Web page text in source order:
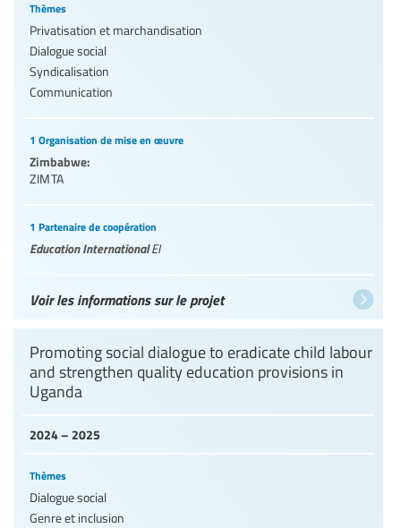
Thèmes
Privatisation et marchandisation
Dialogue social
Syndicalisation
Communication
1 Organisation de mise en œuvre
Zimbabwe:
ZIMTA
1 Partenaire de coopération
Education InternationalEI
Voir les informations sur le projet
2024 – 2025
Promoting social dialogue to eradicate child labour
and strengthen quality education provisions in
Uganda
Thèmes
Dialogue social
Genre et inclusion